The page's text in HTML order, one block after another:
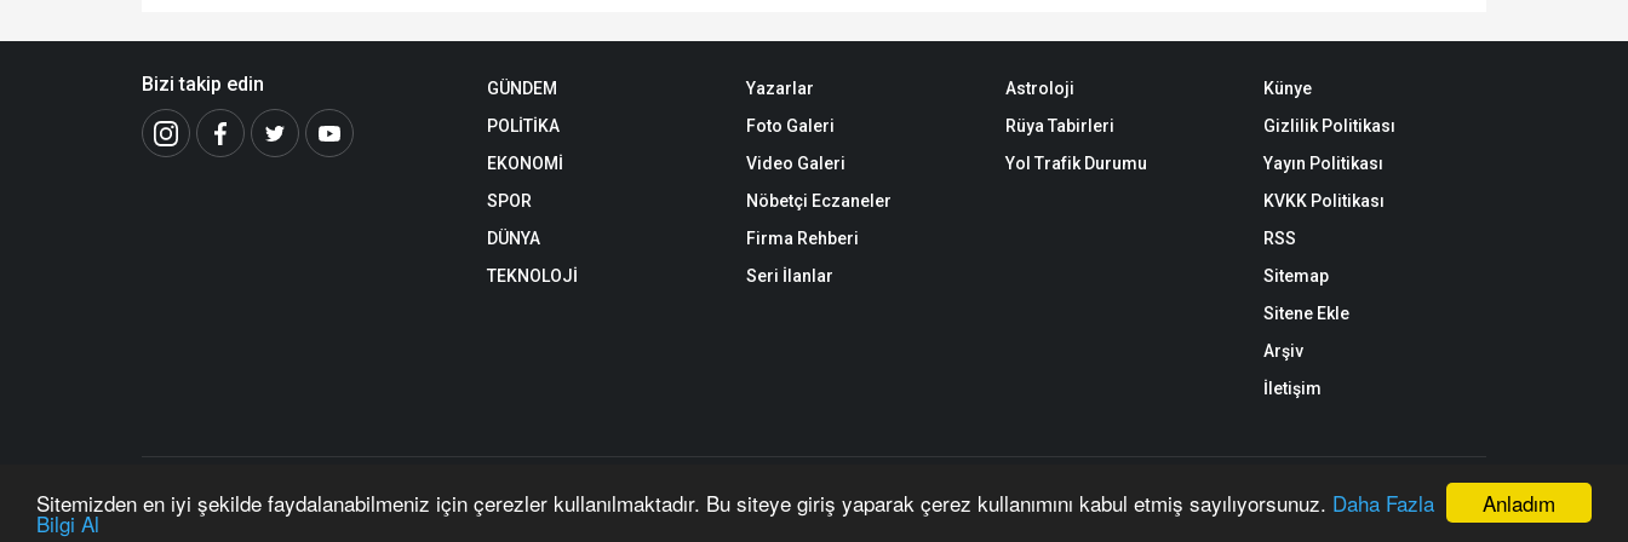
Anladım
Sitemizden en iyi şekilde faydalanabilmeniz için çerezler kullanılmaktadır. Bu siteye giriş yaparak çerez kullanımını kabul etmiş sayılıyorsunuz. Daha Fazla
Bilgi Al
Bizi takip edin
GÜNDEM
POLİTİKA
EKONOMİ
SPOR
DÜNYA
TEKNOLOJİ
Yazarlar
Foto Galeri
Video Galeri
Nöbetçi Eczaneler
Firma Rehberi
Seri İlanlar
Astroloji
Rüya Tabirleri
Yol Trafik Durumu
Künye
Gizlilik Politikası
Yayın Politikası
KVKK Politikası
RSS
Sitemap
Sitene Ekle
Arşiv
İletişim
Copyright © 2026 Müzakerat 2017 - 2025 - Tüm hakları saklıdır. | Yazılım:Onemsoft